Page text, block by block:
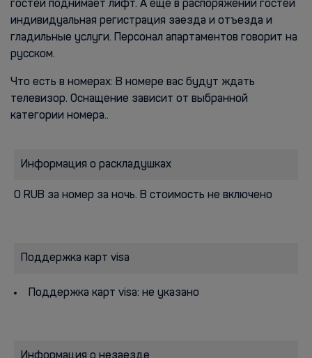
гостей поднимает лифт. А ещё в распоряжении гостей
индивидуальная регистрация заезда и отъезда и
гладильные услуги. Персонал апартаментов говорит на
русском.
Что есть в номерах: В номере вас будут ждать
телевизор. Оснащение зависит от выбранной
категории номера..
Информация о раскладушках
0 RUB за номер за ночь. В стоимость не включено
Поддержка карт visa
Поддержка карт visa: не указано